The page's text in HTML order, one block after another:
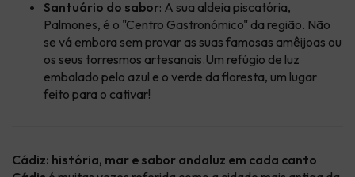
Santuário do sabor: A sua aldeia piscatória,
Palmones, é o "Centro Gastronómico" da região. Não
se vá embora sem provar as suas famosas amêijoas ou
os seus torresmos artesanais.Um refúgio de luz
embalado pelo azul e o verde da floresta, um lugar
feito para o cativar!
Cádiz: história, mar e sabor andaluz em cada canto